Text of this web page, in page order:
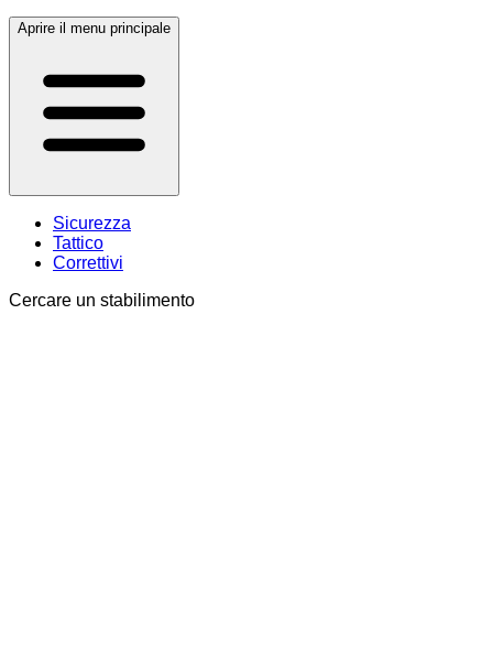
Aprire il menu principale
Sicurezza
Tattico
Correttivi
Cercare un stabilimento